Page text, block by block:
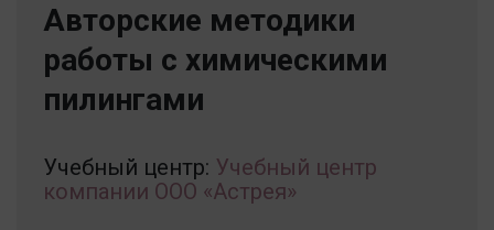
Авторские методики
работы с химическими
пилингами
Учебный центр: Учебный центр
компании ООО «Астрея»